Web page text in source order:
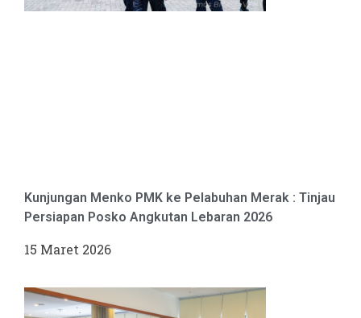
Kunjungan Menko PMK ke Pelabuhan Merak : Tinjau
Persiapan Posko Angkutan Lebaran 2026
15 Maret 2026